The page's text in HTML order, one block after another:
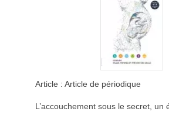
Article : Article de périodique
L’accouchement sous le secret, un